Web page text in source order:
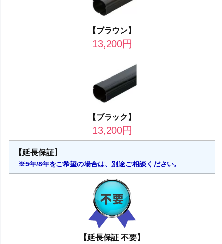
【ブラウン】
13,200円
【ブラック】
13,200円
【延長保証】
※5年/8年をご希望の場合は、別途ご相談ください。
【延長保証 不要】